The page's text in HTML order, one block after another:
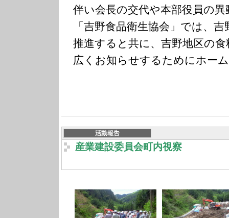
伴い会長の交代や本部役員の
「吉野食品衛生協会」では、
推進すると共に、吉野地区の
広くお知らせするためにホー
活動報告
産業建設委員会町内視察